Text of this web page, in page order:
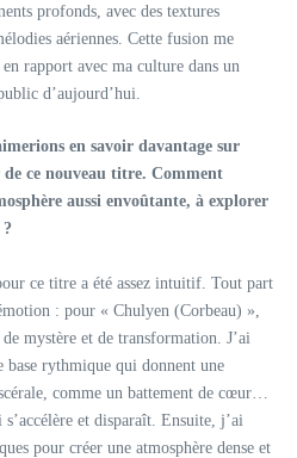
profonds, avec des textures
aériennes. Cette fusion me
rapport avec ma culture dans un
d’aujourd’hui.
en savoir davantage sur
ce nouveau titre. Comment
aussi envoûtante, à explorer
ce titre a été assez intuitif. Tout part
: pour « Chulyen (Corbeau) »,
mystère et de transformation. J’ai
rythmique qui donnent une
comme un battement de cœur…
et disparaît. Ensuite, j’ai
pour créer une atmosphère dense et